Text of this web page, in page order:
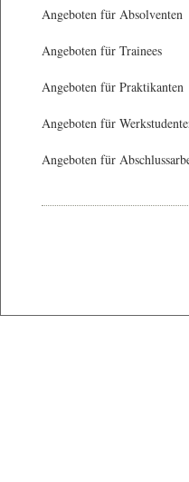
Angeboten für Absolventen
Angeboten für Trainees
Angeboten für Praktikanten
Angeboten für
Angeboten für